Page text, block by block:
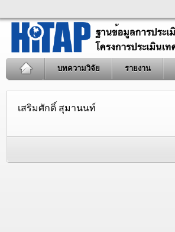
บทความวิจัย รายงาน
เสริมศักดิ์ สุมานนท์